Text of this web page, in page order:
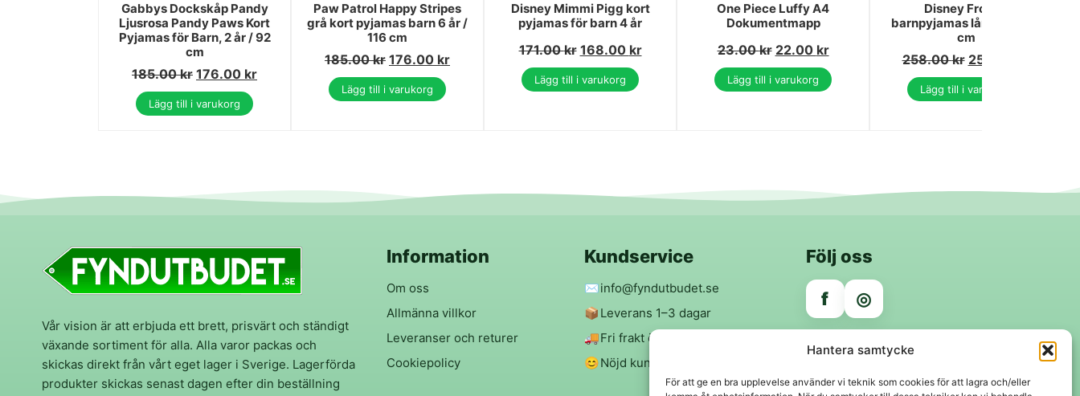
Hantera samtycke
För att ge en bra upplevelse använder vi teknik som cookies för att lagra och/eller
Gabbys Dockskåp Pandy
Ljusrosa Pandy Paws Kort
Pyjamas för Barn, 2 år / 92
cm
185.00kr 176.00 kr
Lägg till i varukorg
Paw Patrol Happy Stripes
grå kort pyjamas barn 6 år /
116 cm
185.00kr 176.00 kr
Lägg till i varukorg
Disney Mimmi Pigg kort
pyjamas för barn 4 år
171.00kr 168.00 kr
Lägg till i varukorg
One Piece Luffy A4
Dokumentmapp
23.00kr 22.00 kr
Lägg till i varukorg
Disney Frozen
barnpyjamas lång 98/104
cm
258.00kr 255.00
Lägg till i varukorg
Vår vision är att erbjuda ett brett, prisvärt och ständigt
växande sortiment för alla. Alla varor packas och
skickas direkt från vårt eget lager i Sverige. Lagerförda
produkter skickas senast dagen efter din beställning
Information
Om oss
Allmänna villkor
Leveranser och returer
Cookiepolicy
Kundservice
✉️info@fyndutbudet.se
📦 Leverans 1–3 dagar
🚚Fri frakt över 299 kr
😊Nöjd kund-garanti
Följ oss
f ◎
Trygga betalningar
Klarna VISA Mastercard Swish